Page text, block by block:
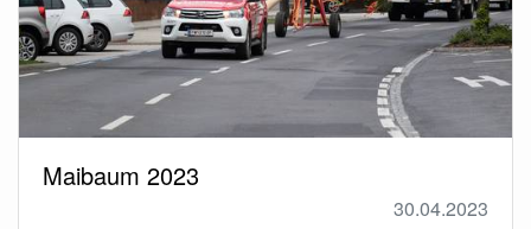
Maibaum 2023
30.04.2023